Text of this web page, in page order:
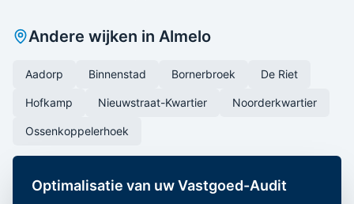
Andere wijken in Almelo
Aadorp Binnenstad Bornerbroek De Riet
Hofkamp Nieuwstraat-Kwartier Noorderkwartier
Ossenkoppelerhoek
Optimalisatie van uw Vastgoed-Audit